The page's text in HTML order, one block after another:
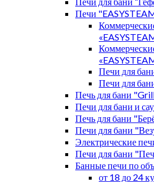
Печи
Печи для
Печи для
Печь для бани
Печи для бани и
Печь для бани
Печи для бани
Электрические
Печи для бани
Банные печи по
от 18 до 24